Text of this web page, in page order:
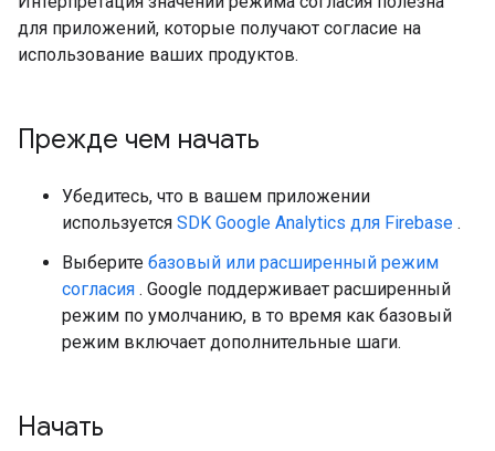
для приложений, которые получают согласие на
использование ваших продуктов.
Прежде чем начать
Убедитесь, что в вашем приложении
используется SDK Google Analytics для Firebase .
Выберите базовый или расширенный режим
согласия . Google поддерживает расширенный
режим по умолчанию, в то время как базовый
режим включает дополнительные шаги.
Начать